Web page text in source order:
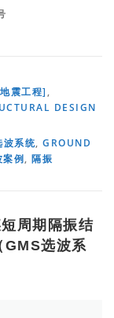
震工程] ,
DESIGN
波系统, GROUND
案例, 隔振
周期隔振结
选波系